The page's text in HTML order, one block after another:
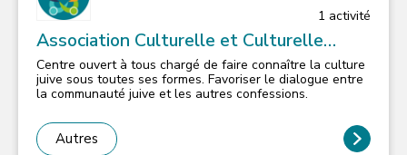
1 activité
Association Culturelle et Culturelle
Israélite Isséenne
Centre ouvert à tous chargé de faire connaître la culture
juive sous toutes ses formes. Favoriser le dialogue entre
la communauté juive et les autres confessions.
Autres